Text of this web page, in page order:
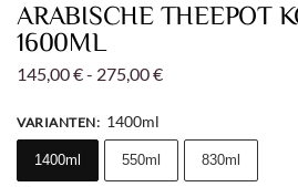
ARABISCHE THEEPOT
1600ML
145,00€- 275,00€
VARIANTEN: 1400ml
1400ml 550ml 830ml